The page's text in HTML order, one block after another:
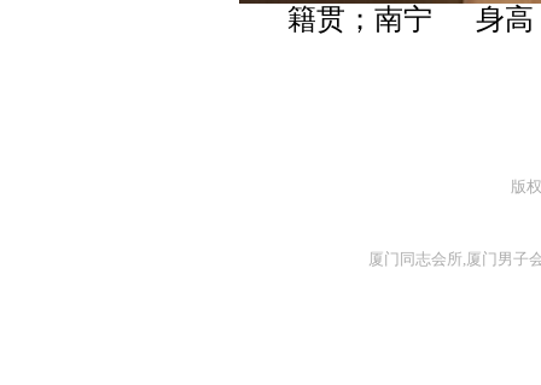
籍贯；南宁 身高
版
厦门同志会所,厦门男子